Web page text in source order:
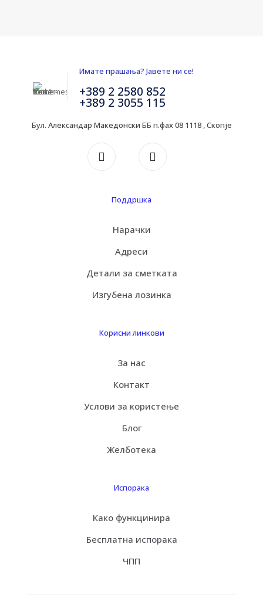
Имате прашања? Јавете ни се!
+389 2 2580 852
+389 2 3055 115
Бул. Александар Македонски ББ п.фах 08 1118 , Скопје
Поддршка
Нарачки
Адреси
Детали за сметката
Изгубена лозинка
Корисни линкови
За нас
Контакт
Услови за користење
Блог
Желботека
Испорака
Како функцинира
Бесплатна испорака
ЧПП